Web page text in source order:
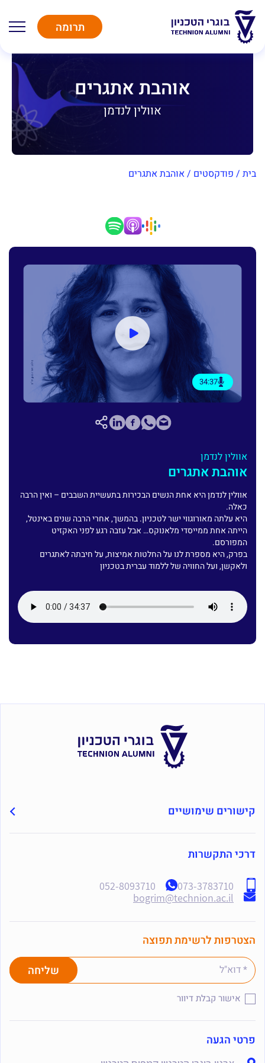
תרומה
אוהבת אתגרים
אוולין לנדמן
בית / פודקסטים /אוהבת אתגרים
34:37
אוולין לנדמן
אוהבת אתגרים
אוולין לנדמן היא אחת הנשים הבכירות בתעשיית השבבים – ואין הרבה
כאלה.
היא עלתה מאורוגווי ישר לטכניון. בהמשך, אחרי הרבה שנים באינטל,
הייתה אחת ממייסדי מלאנוקס… אבל עזבה רגע לפני האקזיט
המפורסם.
בפרק, היא מספרת לנו על החלטות אמיצות, על חיבתה לאתגרים
ולאקשן, ועל החוויה של ללמוד עברית בטכניון
קישורים שימושיים
פרטי הגעה
דרכי התקשרות
073-3783710
052-8093710
bogrim@technion.ac.il
הצטרפות לרשימת תפוצה
אישור קבלת דיוור